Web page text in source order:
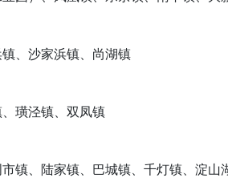
、沙家浜镇、尚湖镇
璜泾镇、双凤镇
镇、陆家镇、巴城镇、千灯镇、淀山